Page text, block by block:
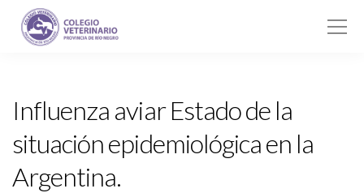
Influenza aviar Estado de la
situación epidemiológica en la
Argentina.